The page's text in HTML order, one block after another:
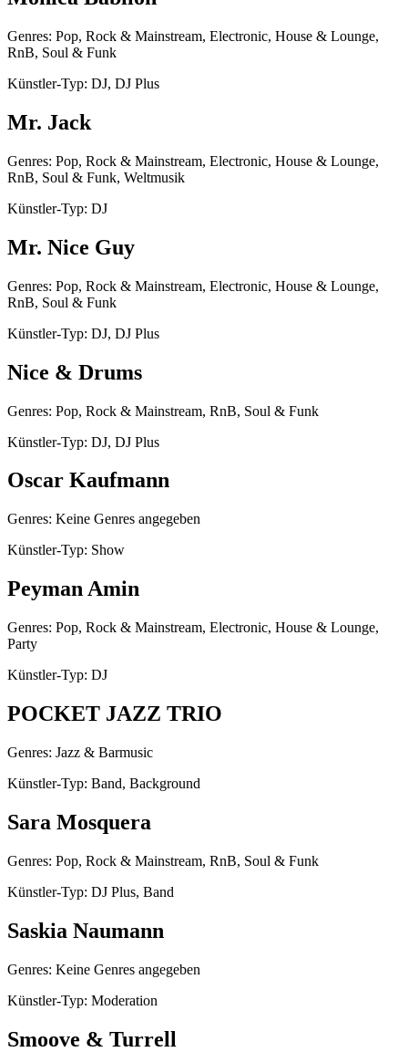
Genres: Pop, Rock & Mainstream, Electronic, House & Lounge,
RnB, Soul & Funk
Künstler-Typ: DJ, DJ Plus
Mr. Jack
Genres: Pop, Rock & Mainstream, Electronic, House & Lounge,
RnB, Soul & Funk, Weltmusik
Künstler-Typ: DJ
Mr. Nice Guy
Genres: Pop, Rock & Mainstream, Electronic, House & Lounge,
RnB, Soul & Funk
Künstler-Typ: DJ, DJ Plus
Nice & Drums
Genres: Pop, Rock & Mainstream, RnB, Soul & Funk
Künstler-Typ: DJ, DJ Plus
Oscar Kaufmann
Genres: Keine Genres angegeben
Künstler-Typ: Show
Peyman Amin
Genres: Pop, Rock & Mainstream, Electronic, House & Lounge,
Party
Künstler-Typ: DJ
POCKET JAZZ TRIO
Genres: Jazz & Barmusic
Künstler-Typ: Band, Background
Sara Mosquera
Genres: Pop, Rock & Mainstream, RnB, Soul & Funk
Künstler-Typ: DJ Plus, Band
Saskia Naumann
Genres: Keine Genres angegeben
Künstler-Typ: Moderation
Smoove & Turrell